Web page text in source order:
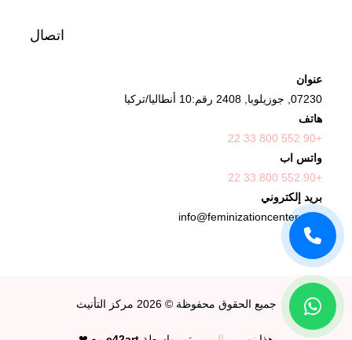
اتصال
عنوان
07230, جوزيلوبا, 2408 رقم:10 أنطاليا/تركيا
هاتف
+90 552 800 33 22
واتس اب
+90 552 800 33 22
بريد إلكتروني
info@feminizationcenter.com
جميع الحقوق محفوظة © 2026 مركز التأنيث